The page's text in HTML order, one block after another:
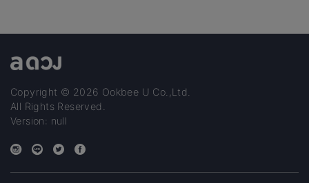
Copyright © 2026 Ookbee U Co.,Ltd.
All Rights Reserved.
Version: null